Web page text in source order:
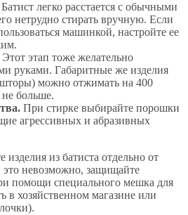
Батист легко расстается с обычными
нетрудно стирать вручную. Если
машинкой, настройте ее
Этот этап тоже желательно
руками. Габаритные же изделия
шторы) можно отжимать на 400
больше.
При стирке выбирайте порошки
агрессивных и абразивных
из батиста отдельно от
это невозможно, защищайте
помощи специального мешка для
в хозяйственном магазине или